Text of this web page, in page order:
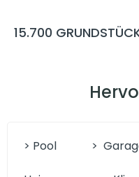
15.700
> Pool >